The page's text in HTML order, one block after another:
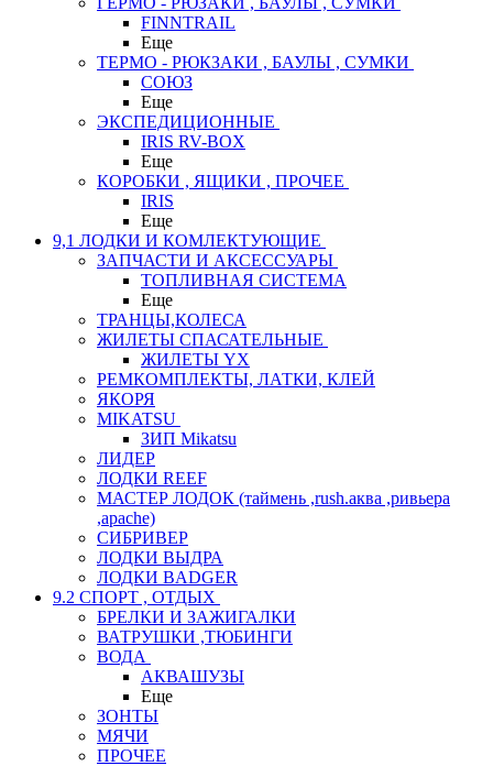
FINNTRAIL
Еще
ТЕРМО - РЮКЗАКИ , БАУЛЫ , СУМКИ
СОЮЗ
Еще
ЭКСПЕДИЦИОННЫЕ
IRIS RV-BOX
Еще
КОРОБКИ , ЯЩИКИ , ПРОЧЕЕ
IRIS
Еще
9,1 ЛОДКИ И КОМЛЕКТУЮЩИЕ
ЗАПЧАСТИ И АКСЕССУАРЫ
ТОПЛИВНАЯ СИСТЕМА
Еще
ТРАНЦЫ,КОЛЕСА
ЖИЛЕТЫ СПАСАТЕЛЬНЫЕ
ЖИЛЕТЫ YX
РЕМКОМПЛЕКТЫ, ЛАТКИ, КЛЕЙ
ЯКОРЯ
MIKATSU
ЗИП Mikatsu
ЛИДЕР
ЛОДКИ REEF
МАСТЕР ЛОДОК (таймень ,rush.аква ,ривьера
,apache)
СИБРИВЕР
ЛОДКИ ВЫДРА
ЛОДКИ BADGER
9.2 СПОРТ , ОТДЫХ
БРЕЛКИ И ЗАЖИГАЛКИ
ВАТРУШКИ ,ТЮБИНГИ
ВОДА
АКВАШУЗЫ
Еще
ЗОНТЫ
МЯЧИ
ПРОЧЕЕ